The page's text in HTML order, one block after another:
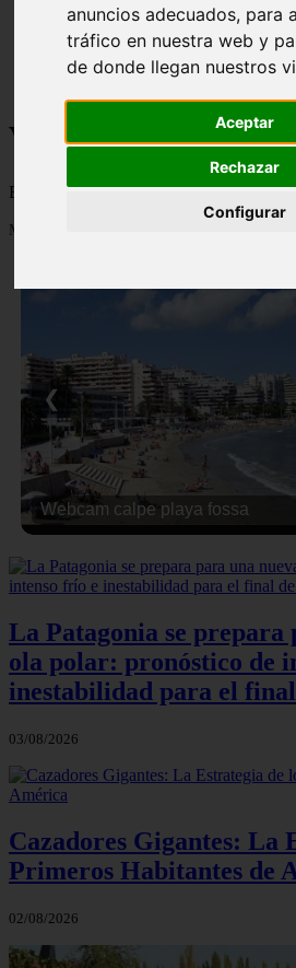
anuncios adecuados, para
tráfico en nuestra web y
de donde llegan nuestros
Aceptar
Rechazar
Configurar
monumentos
naturaleza
san
Viajes a la
Blog sobre la Patagonia en particular y
Mostrando 1 - 24 de 477 artículos
Webcam calpe playa fossa
❮
La Patagonia se prepara
ola polar: pronóstico de
inestabilidad para el final
03/08/2026
Cazadores Gigantes: La
Primeros Habitantes de
02/08/2026